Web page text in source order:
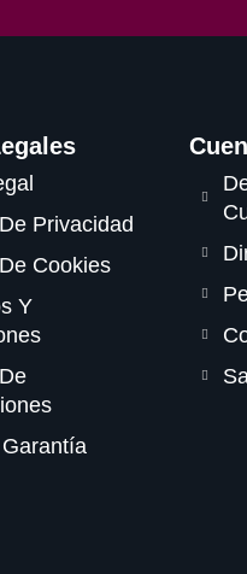
Privacidad
Cookies
Y